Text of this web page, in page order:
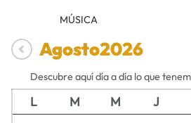
MÚSICA
Agosto2026
Descubre aquí día a día lo que
L M M J